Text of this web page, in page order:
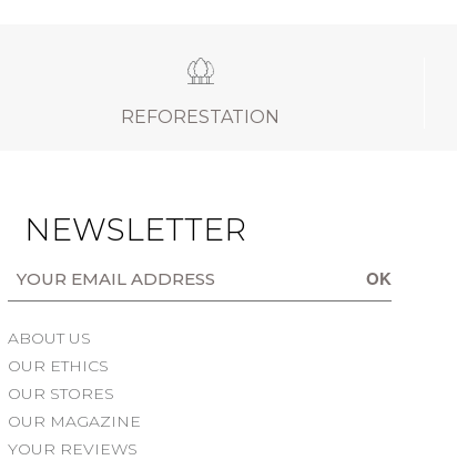
REFORESTATION
NEWSLETTER
OK
ABOUT US
OUR ETHICS
OUR STORES
OUR MAGAZINE
YOUR REVIEWS